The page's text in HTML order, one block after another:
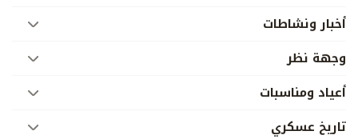
أخبار ونشاطات
وجهة نظر
أعياد ومناسبات
تاريخ عسكري